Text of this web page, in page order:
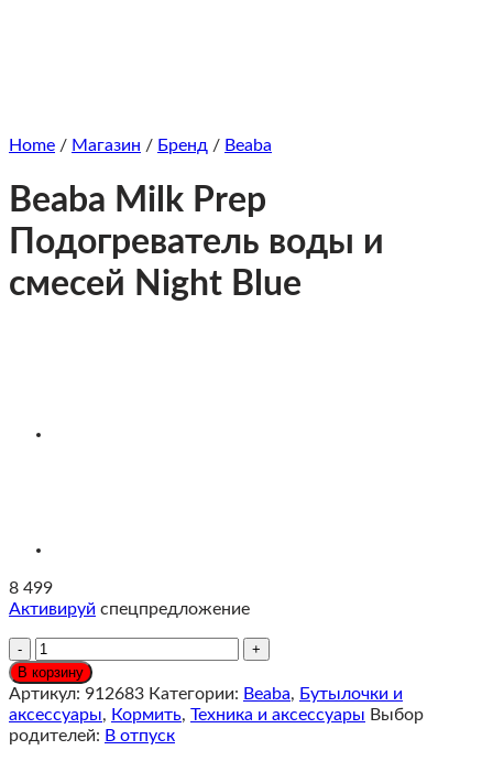
Home / Магазин / Бренд / Beaba
Beaba Milk Prep
Подогреватель воды и
смесей Night Blue
8 499
Активируй спецпредложение
Количество
Beaba
Milk
Prep
Подогреватель
В корзину
Артикул: 912683 Категории: Beaba, Бутылочки и
аксессуары, Кормить, Техника и аксессуары Выбор
родителей: В отпуск